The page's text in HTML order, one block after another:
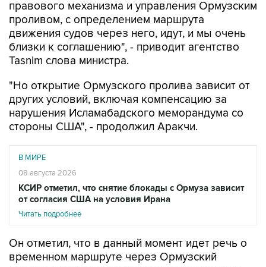
правового механизма и управления Ормузским
проливом, с определением маршрута
движения судов через него, идут, и мы очень
близки к соглашению", - приводит агентство
Tasnim слова министра.
"Но открытие Ормузского пролива зависит от
других условий, включая компенсацию за
нарушения Исламабадского меморандума со
стороны США", - продолжил Аракчи.
В МИРЕ
08 августа 2026
КСИР отметил, что снятие блокады с Ормуза зависит
от согласия США на условия Ирана
Читать подробнее
Он отметил, что в данный момент идет речь о
временном маршруте через Ормузский